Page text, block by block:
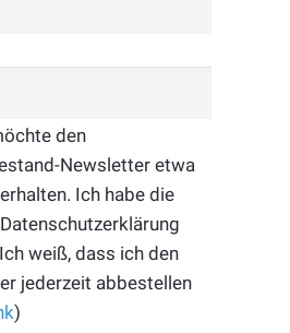
den
Newsletter etwa
Ich habe die
weiß, dass ich den
jederzeit abbestellen
)